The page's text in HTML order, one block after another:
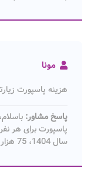
مونا
هزینه پاسپورت
پاسخ مشاور:
پاسپورت برای هر
سال 1404، 75 هزار تومان است.